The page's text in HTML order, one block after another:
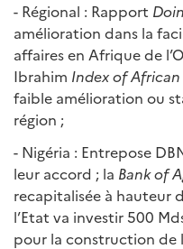
- Régional : Rapport
amélioration dans la
affaires en Afrique de
Ibrahim Index of
faible amélioration ou
région ;
- Nigéria : Entrepose
leur accord ; la Bank of
recapitalisée à hauteur
l’Etat va investir 500
pour la construction de